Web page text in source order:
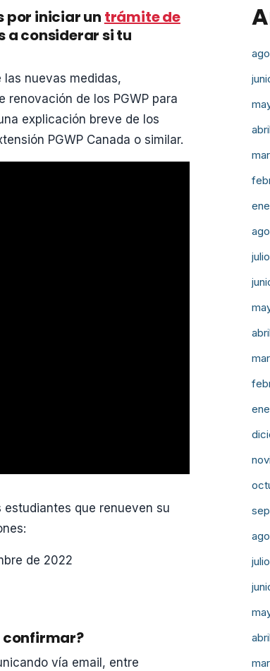
por iniciar un trámite de
a considerar si tu
las nuevas medidas,
de los PGWP para
explicación breve de los
PGWP Canada o similar.
estudiantes que renueven su
de 2022
confirmar?
vía email, entre